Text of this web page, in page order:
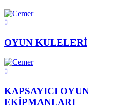
OYUN KULELERİ
KAPSAYICI OYUN
EKİPMANLARI